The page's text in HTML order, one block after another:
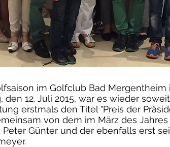
im Golfclub Bad Mergentheim
den 12. Juli 2015, war es wieder
erstmals den Titel "Preis der
von dem im März des
Peter Günter und der ebenfalls erst